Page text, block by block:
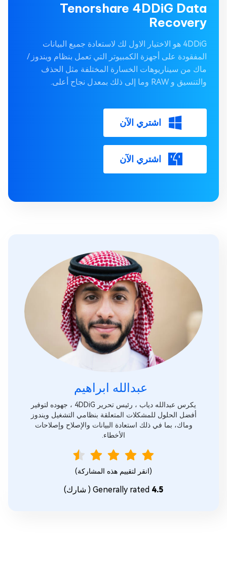
Tenorshare 4DDiG Data
Recovery
4DDiG هو الاختيار الاول لك لاستعادة جميع البيانات
المفقودة على أجهزة الكمبيوتر التي تعمل بنظام ويندوز /
ماك من سيناريوهات الخسارة المختلفة مثل الحذف
والتنسيق و RAW وما إلى ذلك بمعدل نجاح أعلى.
اشتري الآن
اشتري الآن
عبدالله ابراهيم‎
يكرس عبدالله دياب ، رئيس تحرير 4DDiG ، جهوده لتوفير
أفضل الحلول للمشكلات المتعلقة بنظامي التشغيل ويندوز
وماك، بما في ذلك استعادة البيانات والإصلاح وإصلاحات
الأخطاء.
(انقر لتقييم هذه المشاركة)
Generally rated 4.5
( شارك)